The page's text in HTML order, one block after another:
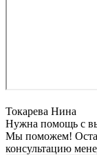
Токарева Нина
Нужна помощь с
Мы поможем!
консультацию